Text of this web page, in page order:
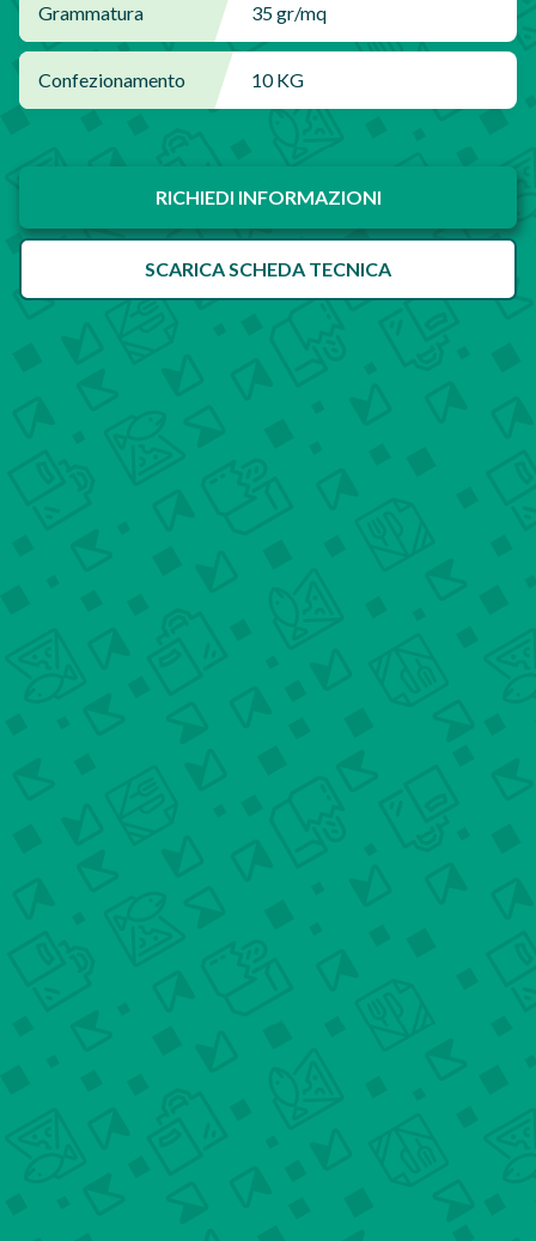
Grammatura 35 gr/mq
Confezionamento 10 KG
RICHIEDI INFORMAZIONI
SCARICA SCHEDA TECNICA